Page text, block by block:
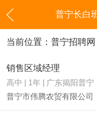
当前位置： 普宁招聘网
销售区域经理
高中 | 1年 | 广东揭阳普宁
普宁市伟腾农贸有限公司